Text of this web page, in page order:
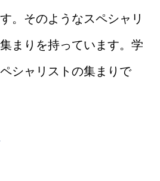
。そのようなスペシャリ
まりを持っています。学
シャリストの集まりで